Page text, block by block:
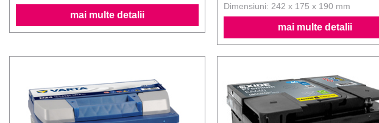
mai multe detalii
Dimensiuni: 242 x 175 x 190 mm
mai multe detalii